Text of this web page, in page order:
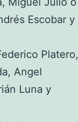
Escobar y
Platero,
Angel
Luna y